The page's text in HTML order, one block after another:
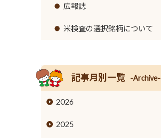
リンク集
セロリ
イチゴ
グリーンアスパラガス
高齢者福祉サービス
営業時間とご利用料金
農機具レンタル事業のご案内
広報誌
米検査の選択銘柄について
記事月別一覧 -Archive-
2026
2025